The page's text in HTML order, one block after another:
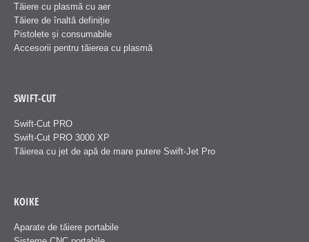
Tăiere cu plasmă cu aer
Tăiere de înaltă definiție
Pistolete și consumabile
Accesorii pentru tăierea cu plasmă
SWIFT-CUT
Swift-Cut PRO
Swift-Cut PRO 3000 XP
Tăierea cu jet de apă de mare putere Swift-Jet Pro
KOIKE
Aparate de tăiere portabile